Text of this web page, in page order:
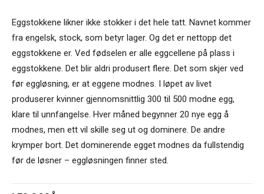
Eggstokkene likner ikke stokker i det hele tatt. Navnet kommer
fra engelsk, stock, som betyr lager. Og det er nettopp det
eggstokkene er. Ved fødselen er alle eggcellene på plass i
eggstokkene. Det blir aldri produsert flere. Det som skjer ved
før eggløsning, er at eggene modnes. I løpet av livet
produserer kvinner gjennomsnittlig 300 til 500 modne egg,
klare til unnfangelse. Hver måned begynner 20 nye egg å
modnes, men ett vil skille seg ut og dominere. De andre
krymper bort. Det dominerende egget modnes da fullstendig
før de løsner – eggløsningen finner sted.